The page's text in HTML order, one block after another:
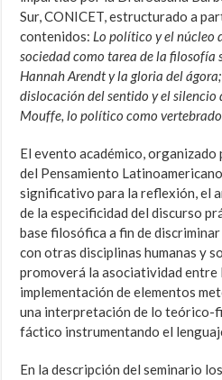
Sur, CONICET, estructurado a
contenidos: Lo político y el núcleo
sociedad como tarea de la filosofía
Hannah Arendt y la gloria del
dislocación del sentido y el silencio
Mouffe, lo político como
El evento académico,
del Pensamiento
significativo para la reflexión, el
de la especificidad del discurso
base filosófica a fin de
con otras disciplinas humanas y
promoverá la asociatividad entre
implementación de elementos
una interpretación de lo
fáctico instrumentando el
En la descripción del seminario